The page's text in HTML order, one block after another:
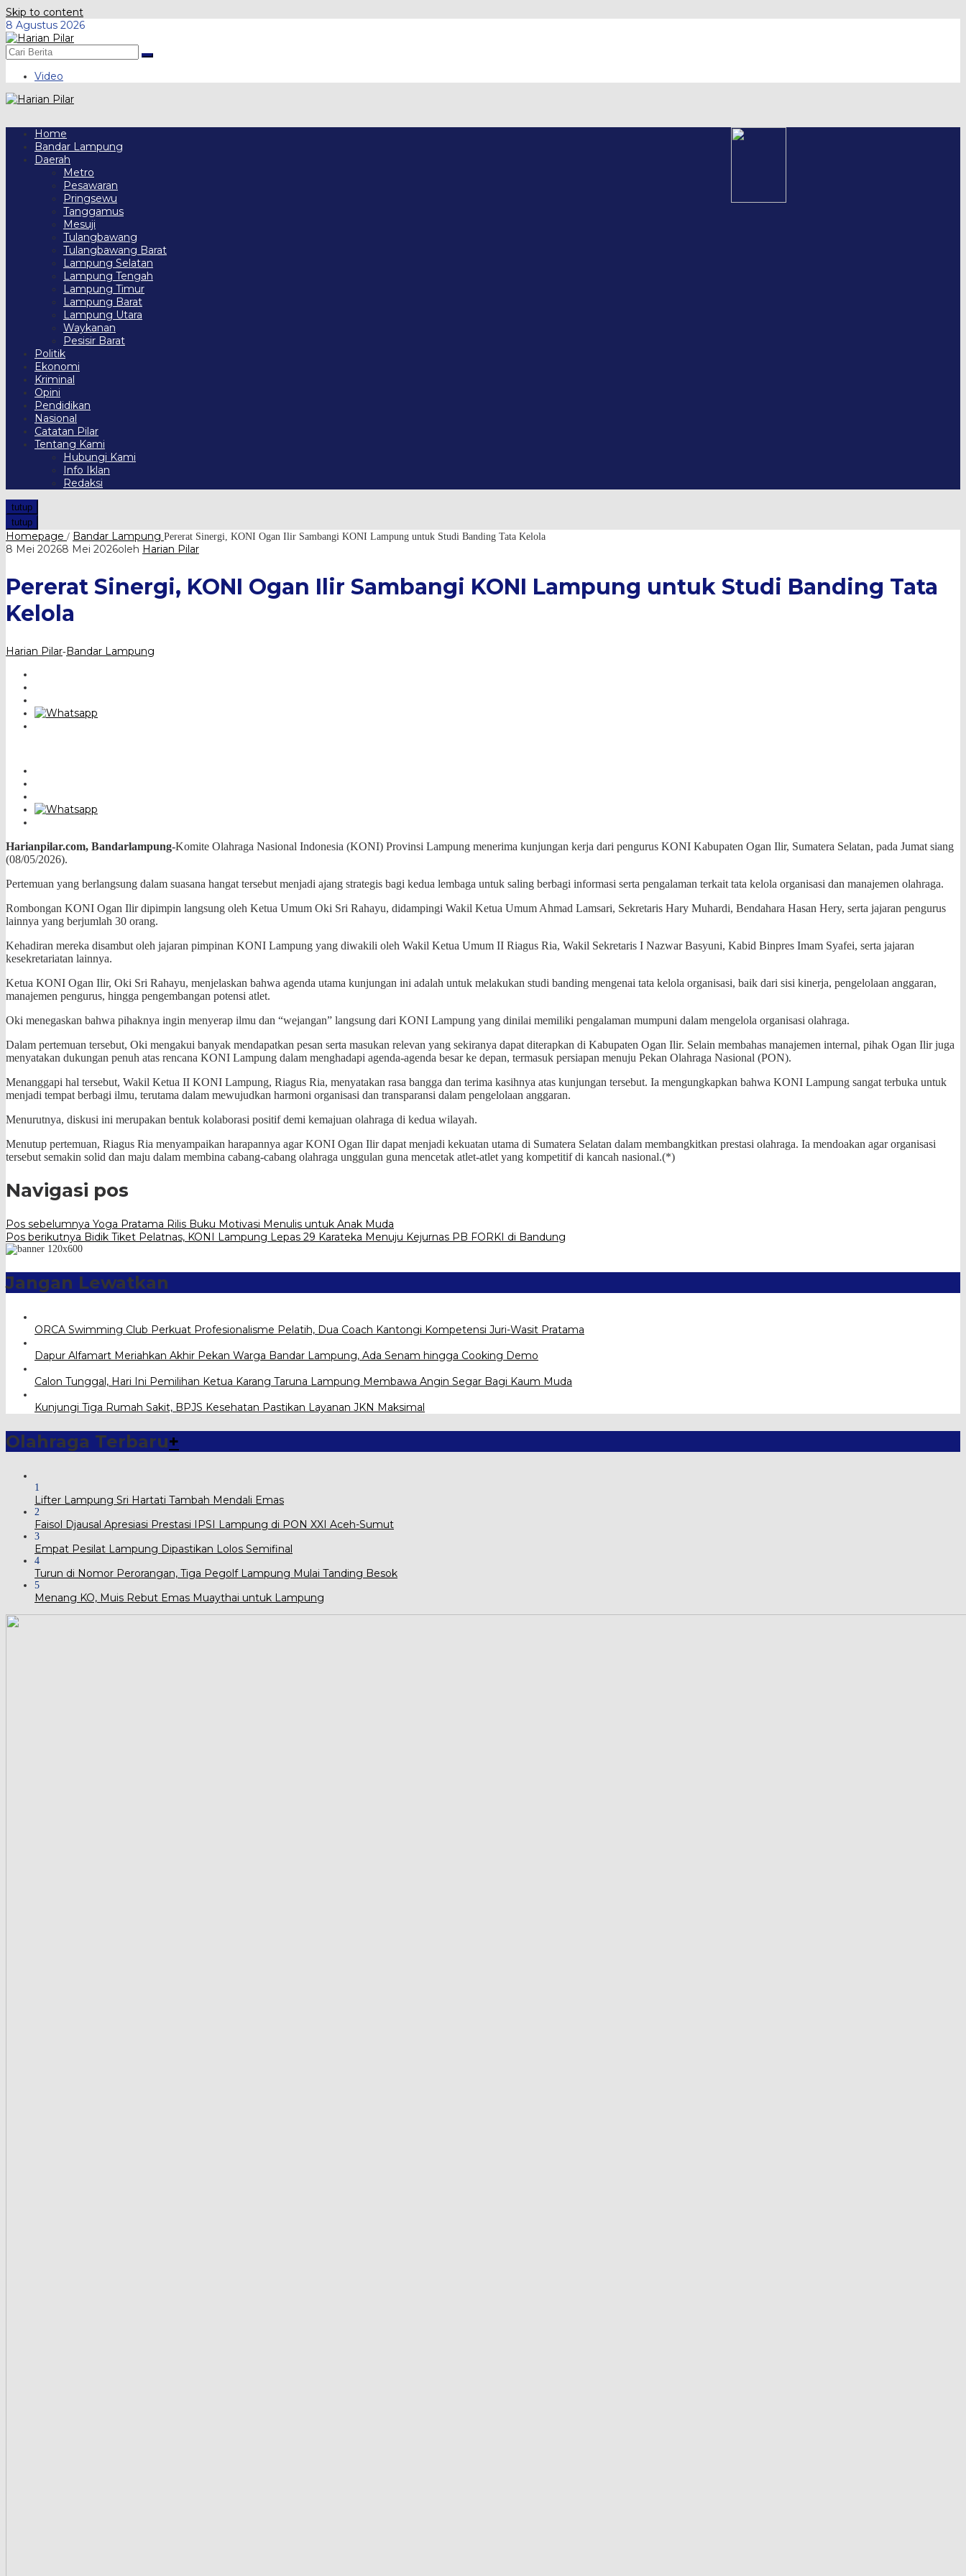
Skip to content
8 Agustus 2026
Video
Home
Bandar Lampung
Daerah
Metro
Pesawaran
Pringsewu
Tanggamus
Mesuji
Tulangbawang
Tulangbawang Barat
Lampung Selatan
Lampung Tengah
Lampung Timur
Lampung Barat
Lampung Utara
Waykanan
Pesisir Barat
Politik
Ekonomi
Kriminal
Opini
Pendidikan
Nasional
Catatan Pilar
Tentang Kami
Hubungi Kami
Info Iklan
Redaksi
tutup
tutup
Homepage / Bandar Lampung Pererat Sinergi, KONI Ogan Ilir Sambangi KONI Lampung untuk Studi Banding Tata Kelola
8 Mei 20268 Mei 2026oleh Harian Pilar
Pererat Sinergi, KONI Ogan Ilir Sambangi KONI Lampung untuk Studi Banding Tata
Kelola
Harian Pilar-Bandar Lampung
Harianpilar.com, Bandarlampung-Komite Olahraga Nasional Indonesia (KONI) Provinsi Lampung menerima kunjungan kerja dari pengurus KONI Kabupaten Ogan Ilir, Sumatera Selatan, pada Jumat siang
(08/05/2026).
Pertemuan yang berlangsung dalam suasana hangat tersebut menjadi ajang strategis bagi kedua lembaga untuk saling berbagi informasi serta pengalaman terkait tata kelola organisasi dan manajemen olahraga.
​Rombongan KONI Ogan Ilir dipimpin langsung oleh Ketua Umum Oki Sri Rahayu, didampingi Wakil Ketua Umum Ahmad Lamsari, Sekretaris Hary Muhardi, Bendahara Hasan Hery, serta jajaran pengurus
lainnya yang berjumlah 30 orang.
Kehadiran mereka disambut oleh jajaran pimpinan KONI Lampung yang diwakili oleh Wakil Ketua Umum II Riagus Ria, Wakil Sekretaris I Nazwar Basyuni, Kabid Binpres Imam Syafei, serta jajaran
kesekretariatan lainnya.
​Ketua KONI Ogan Ilir, Oki Sri Rahayu, menjelaskan bahwa agenda utama kunjungan ini adalah untuk melakukan studi banding mengenai tata kelola organisasi, baik dari sisi kinerja, pengelolaan anggaran,
manajemen pengurus, hingga pengembangan potensi atlet.
Oki menegaskan bahwa pihaknya ingin menyerap ilmu dan “wejangan” langsung dari KONI Lampung yang dinilai memiliki pengalaman mumpuni dalam mengelola organisasi olahraga.
​Dalam pertemuan tersebut, Oki mengakui banyak mendapatkan pesan serta masukan relevan yang sekiranya dapat diterapkan di Kabupaten Ogan Ilir. Selain membahas manajemen internal, pihak Ogan Ilir juga
menyatakan dukungan penuh atas rencana KONI Lampung dalam menghadapi agenda-agenda besar ke depan, termasuk persiapan menuju Pekan Olahraga Nasional (PON).
​Menanggapi hal tersebut, Wakil Ketua II KONI Lampung, Riagus Ria, menyatakan rasa bangga dan terima kasihnya atas kunjungan tersebut. Ia mengungkapkan bahwa KONI Lampung sangat terbuka untuk
menjadi tempat berbagi ilmu, terutama dalam mewujudkan harmoni organisasi dan transparansi dalam pengelolaan anggaran.
Menurutnya, diskusi ini merupakan bentuk kolaborasi positif demi kemajuan olahraga di kedua wilayah.
​Menutup pertemuan, Riagus Ria menyampaikan harapannya agar KONI Ogan Ilir dapat menjadi kekuatan utama di Sumatera Selatan dalam membangkitkan prestasi olahraga. Ia mendoakan agar organisasi
tersebut semakin solid dan maju dalam membina cabang-cabang olahraga unggulan guna mencetak atlet-atlet yang kompetitif di kancah nasional.(*)
Navigasi pos
Pos sebelumnya Yoga Pratama Rilis Buku Motivasi Menulis untuk Anak Muda
Pos berikutnya Bidik Tiket Pelatnas, KONI Lampung Lepas 29 Karateka Menuju Kejurnas PB FORKI di Bandung
Jangan Lewatkan
ORCA Swimming Club Perkuat Profesionalisme Pelatih, Dua Coach Kantongi Kompetensi Juri-Wasit Pratama
Dapur Alfamart Meriahkan Akhir Pekan Warga Bandar Lampung, Ada Senam hingga Cooking Demo
Calon Tunggal, Hari Ini Pemilihan Ketua Karang Taruna Lampung Membawa Angin Segar Bagi Kaum Muda
Kunjungi Tiga Rumah Sakit, BPJS Kesehatan Pastikan Layanan JKN Maksimal
Olahraga Terbaru+
1
Lifter Lampung Sri Hartati Tambah Mendali Emas
2
Faisol Djausal Apresiasi Prestasi IPSI Lampung di PON XXI Aceh-Sumut
3
Empat Pesilat Lampung Dipastikan Lolos Semifinal
4
Turun di Nomor Perorangan, Tiga Pegolf Lampung Mulai Tanding Besok
5
Menang KO, Muis Rebut Emas Muaythai untuk Lampung